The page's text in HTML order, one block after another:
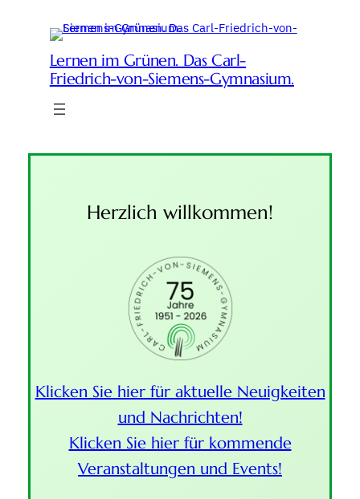
springenLernen im Grünen. Das Carl-
Friedrich-von-Siemens-Gymnasium.
Herzlich willkommen!
Klicken Sie hier für aktuelle Neuigkeiten
und Nachrichten!
Klicken Sie hier für kommende
Veranstaltungen und Events!